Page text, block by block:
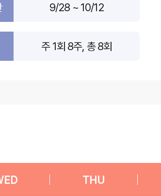
9/28 ~ 10/12
주 1회 8주, 총 8회
THU